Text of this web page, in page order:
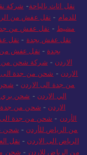
نقل اثاث بالباحة- شركة
للدمام - نقل عفش من
مشيط - نقل عفش من
نقل عفش بجدة - نقل
بجدة - نقل عفش من
الاردن - شركة شحن من
الاردن - شحن من جدة الى
من جدة الى الاردن - شحن
الي الاردن - شحن بري
الاردن - شحن من جدة
الأردن - شحن من جدة الى
من الرياض للأردن - شحن
الرياض الى الاردن - نقل
من الرياض للاردن - شحن